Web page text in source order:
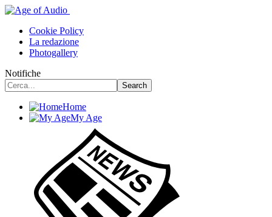
Cookie Policy
La redazione
Photogallery
Notifiche
Home
My Age